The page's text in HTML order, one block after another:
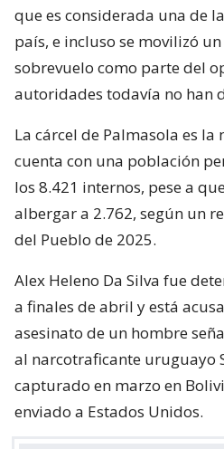
que es considerada una de
país, e incluso se movilizó
sobrevuelo como parte del
autoridades todavía no han
La cárcel de Palmasola es
cuenta con una población
los 8.421 internos, pese a
albergar a 2.762, según un
del Pueblo de 2025.
Alex Heleno Da Silva fue
a finales de abril y está
asesinato de un hombre
al narcotraficante uruguayo
capturado en marzo en
enviado a Estados Unidos.